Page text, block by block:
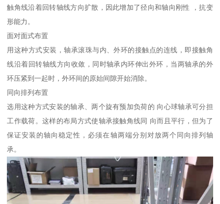
触角线沿着回转轴线方向扩散，因此增加了径向和轴向刚性 ，抗变
形能力。
面对面式布置
用这种方式安装，轴承滚珠与内、外环的接触点的连线，即接触角
线沿着回转轴线方向收敛，同时轴承内环伸出外环，当两轴承的外
环压紧到一起时，外环间的原始间隙开始消除。
同向排列布置
选用这种方式安装的轴承、两个旋有预加负荷的 向心球轴承可分担
工作载荷。这样的布局方式使轴承接触角线同 向而且平行，但为了
保证安装的轴向稳定性，必须在轴两端分别对放两个同向排列轴
承。